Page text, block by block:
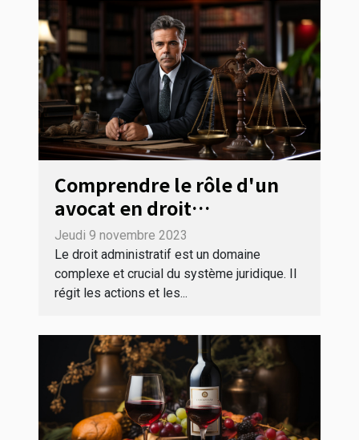
Comprendre le rôle d'un
avocat en droit
administratif
Jeudi 9 novembre 2023
Le droit administratif est un domaine
complexe et crucial du système juridique. Il
régit les actions et les...